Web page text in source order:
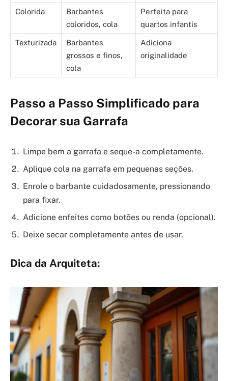
Colorida
Barbantes
coloridos, cola
Perfeita para
quartos infantis
Texturizada
Barbantes
grossos e finos,
cola
Adiciona
originalidade
Passo a Passo Simplificado para
Decorar sua Garrafa
Limpe bem a garrafa e seque-a completamente.
Aplique cola na garrafa em pequenas seções.
Enrole o barbante cuidadosamente, pressionando
para fixar.
Adicione enfeites como botões ou renda (opcional).
Deixe secar completamente antes de usar.
Dica da Arquiteta: